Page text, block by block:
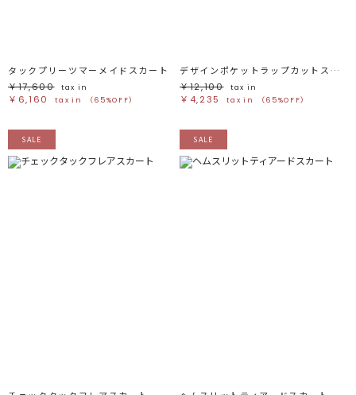
タックプリーツマーメイドスカート
￥17,600
tax in
￥6,160 tax in （65%OFF）
デザインポケットラップカットスカート
￥12,100
tax in
￥4,235 tax in （65%OFF）
SALE SALE